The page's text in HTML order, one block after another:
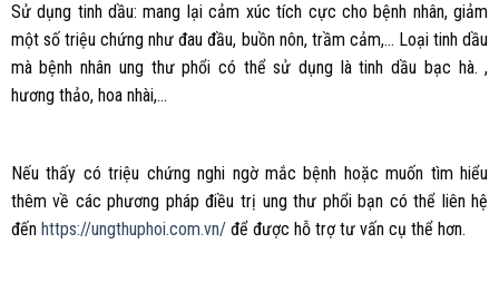
Sử dụng tinh dầu: mang lại cảm xúc tích cực cho bệnh nhân, giảm
một số triệu chứng như đau đầu, buồn nôn, trầm cảm,… Loại tinh dầu
mà bệnh nhân ung thư phổi có thể sử dụng là tinh dầu bạc hà. ,
hương thảo, hoa nhài,…
Nếu thấy có triệu chứng nghi ngờ mắc bệnh hoặc muốn tìm hiểu
thêm về các phương pháp điều trị ung thư phổi bạn có thể liên hệ
đến https://ungthuphoi.com.vn/để được hỗ trợ tư vấn cụ thể hơn.